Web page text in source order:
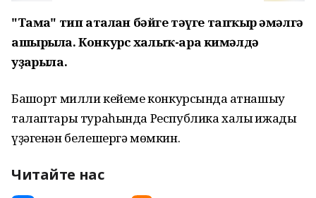
"Тамға" тип аталған бәйге тәүге тапҡыр ғәмәлгә
ашырыла. Конкурс халыҡ-ара кимәлдә
уҙғарыла.
Башҡорт милли кейеме конкурсында ҡатнашыу
талаптары тураһында Республика халыҡ ижады
үҙәгенән белешергә мөмкин.
Читайте нас